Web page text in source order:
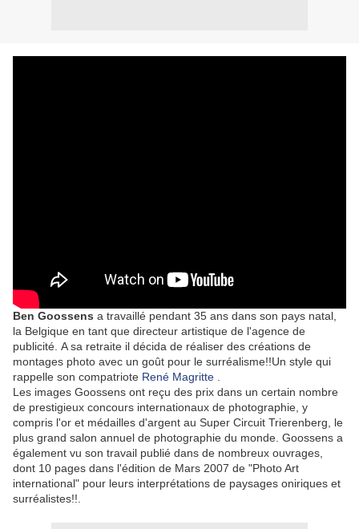
Ben Goossens a travaillé pendant 35 ans dans son pays natal,
la Belgique en tant que directeur artistique de l'agence de
publicité. A sa retraite il décida de réaliser des créations de
montages photo avec un goût pour le surréalisme!!Un style qui
rappelle son compatriote René Magritte
Les images Goossens ont reçu des prix dans un certain nombre
de prestigieux concours internationaux de photographie, y
compris l'or et médailles d'argent au Super Circuit Trierenberg, le
plus grand salon annuel de photographie du monde. Goossens a
également vu son travail publié dans de nombreux ouvrages,
dont 10 pages dans l'édition de Mars 2007 de "Photo Art
international" pour leurs interprétations de paysages oniriques et
surréalistes!!.